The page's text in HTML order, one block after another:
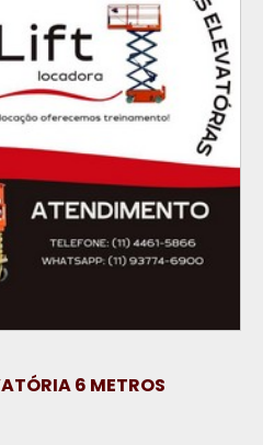
articulada
em campinas
em jundiaí
em santo andré
em são bernardo do campo
em sp
em sp preço
6 METROS